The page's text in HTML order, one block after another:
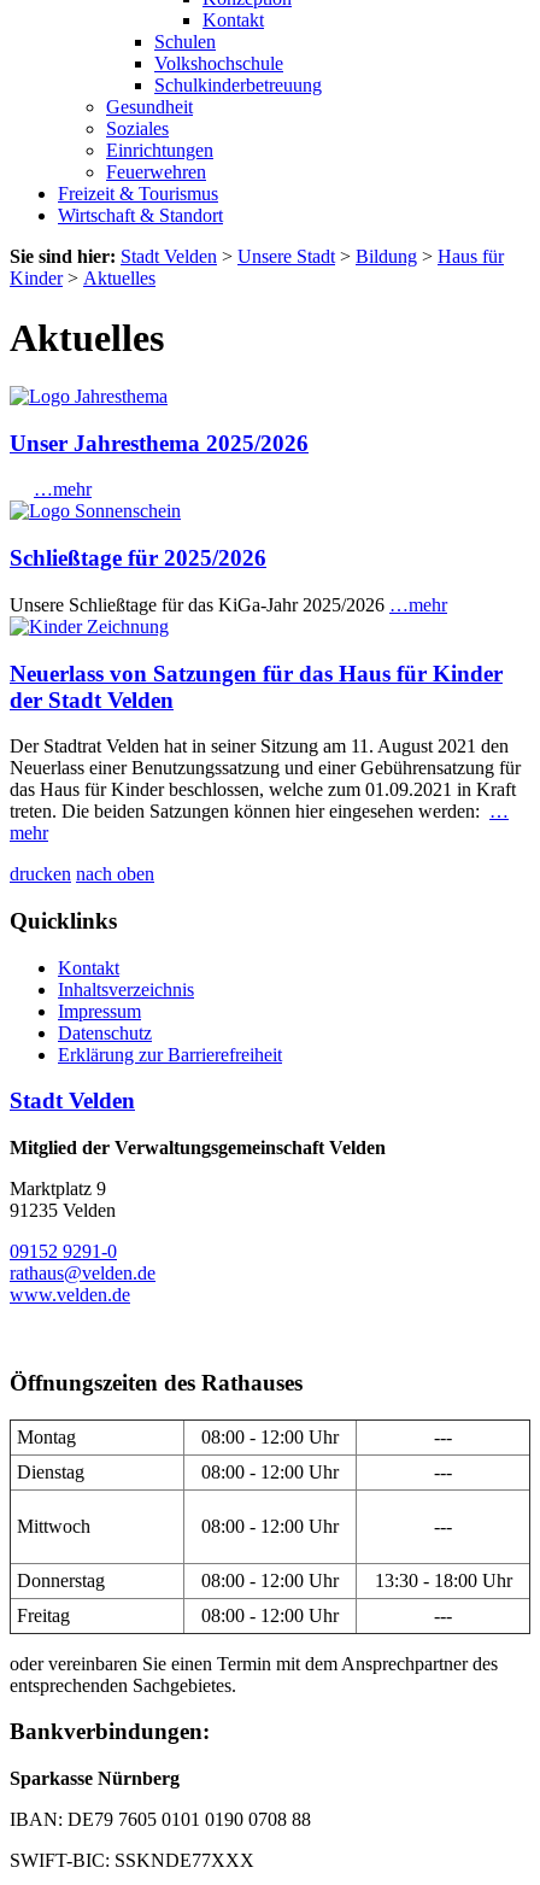
Kontakt
Schulen
Volkshochschule
Schulkinderbetreuung
Gesundheit
Soziales
Einrichtungen
Feuerwehren
Freizeit & Tourismus
Wirtschaft & Standort
Sie sind hier: Stadt Velden > Unsere Stadt > Bildung > Haus für
Kinder> Aktuelles
Aktuelles
Unser Jahresthema 2025/2026
…mehr
Schließtage für 2025/2026
Unsere Schließtage für das KiGa-Jahr 2025/2026 …mehr
Neuerlass von Satzungen für das Haus für Kinder
der Stadt Velden
Der Stadtrat Velden hat in seiner Sitzung am 11. August 2021 den
Neuerlass einer Benutzungssatzung und einer Gebührensatzung für
das Haus für Kinder beschlossen, welche zum 01.09.2021 in Kraft
treten. Die beiden Satzungen können hier eingesehen werden: …
mehr
drucken nach oben
Quicklinks
Kontakt
Inhaltsverzeichnis
Impressum
Datenschutz
Erklärung zur Barrierefreiheit
Stadt Velden
Mitglied der Verwaltungsgemeinschaft Velden
Marktplatz 9
91235 Velden
09152 9291-0
rathaus@velden.de
www.velden.de
Öffnungszeiten des Rathauses
Montag 08:00 - 12:00 Uhr
---
Dienstag
08:00 - 12:00 Uhr ---
Mittwoch 08:00 - 12:00 Uhr ---
Donnerstag 08:00 - 12:00 Uhr
13:30 - 18:00 Uhr
Freitag
08:00 - 12:00 Uhr ---
oder vereinbaren Sie einen Termin mit dem Ansprechpartner des
entsprechenden Sachgebietes.
Bankverbindungen:
Sparkasse Nürnberg
IBAN: DE79 7605 0101 0190 0708 88
SWIFT-BIC: SSKNDE77XXX